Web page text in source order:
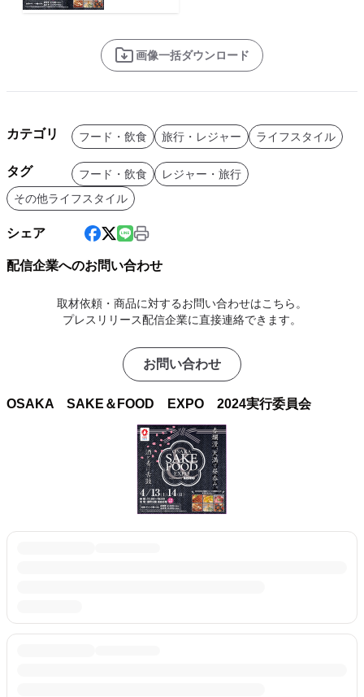
画像一括ダウンロード
カテゴリ フード・飲食 旅行・レジャー ライフスタイル
タグ フード・飲食
レジャー・旅行
その他ライフスタイル
シェア
配信企業へのお問い合わせ
取材依頼・商品に対するお問い合わせはこちら。
プレスリリース配信企業に直接連絡できます。
お問い合わせ
OSAKA SAKE＆FOOD EXPO 2024実行委員会